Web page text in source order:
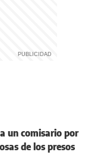
un comisario por
de los presos